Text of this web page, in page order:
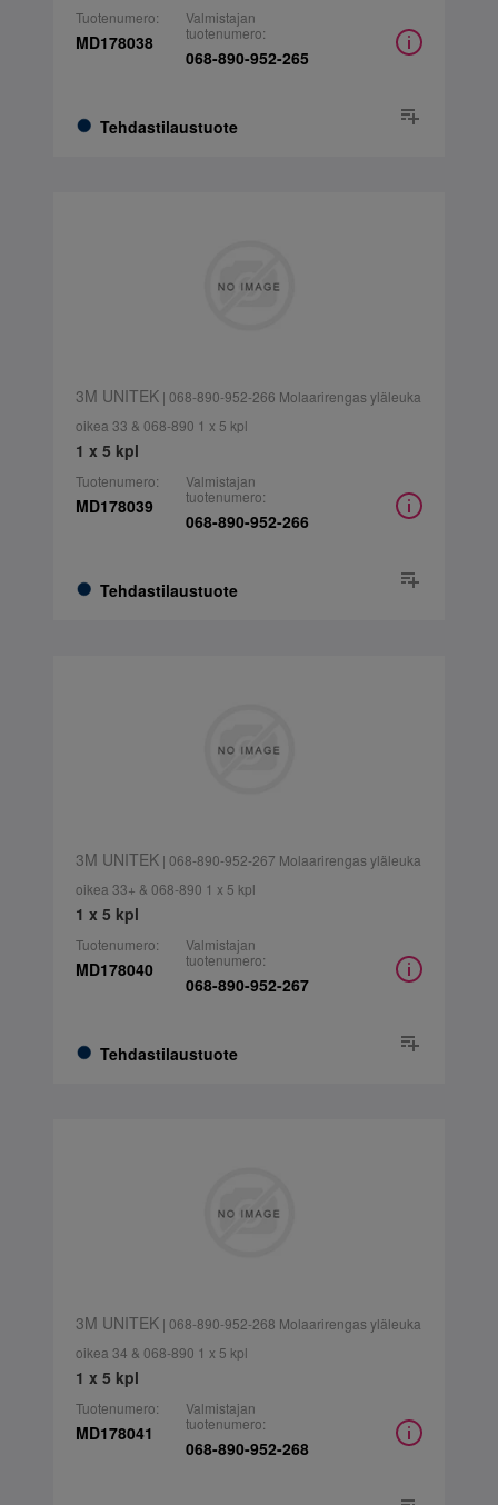
Tuotenumero:
MD178038
Tehdastilaustuote
Valmistajan
tuotenumero:
068-890-952-265
3M UNITEK| 068-890-952-266 Molaarirengas yläleuka
oikea 33 & 068-890 1 x 5 kpl
1 x 5 kpl
Tuotenumero:
MD178039
Tehdastilaustuote
Valmistajan
tuotenumero:
068-890-952-266
3M UNITEK| 068-890-952-267 Molaarirengas yläleuka
oikea 33+ & 068-890 1 x 5 kpl
1 x 5 kpl
Tuotenumero:
MD178040
Tehdastilaustuote
Valmistajan
tuotenumero:
068-890-952-267
3M UNITEK| 068-890-952-268 Molaarirengas yläleuka
oikea 34 & 068-890 1 x 5 kpl
1 x 5 kpl
Tuotenumero:
MD178041
Valmistajan
tuotenumero:
068-890-952-268